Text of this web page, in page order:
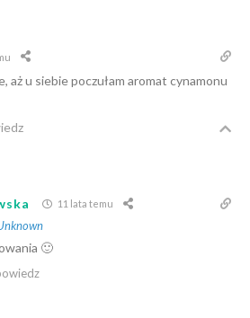
aż u siebie poczułam aromat cynamonu
11 lata temu
🙂